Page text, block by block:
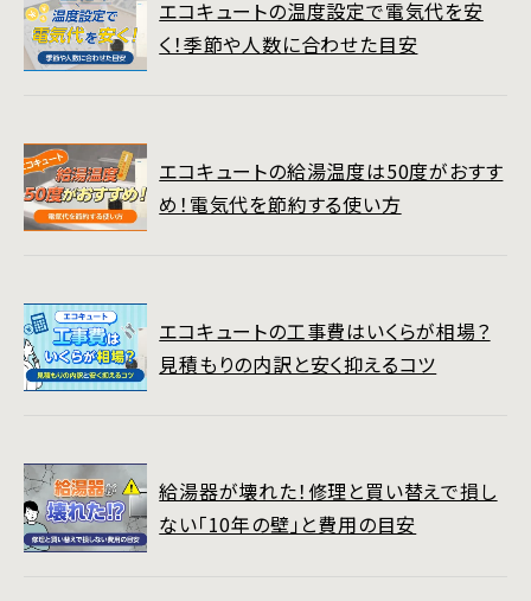
エコキュートの温度設定で電気代を安
く！季節や人数に合わせた目安
エコキュートの給湯温度は50度がおすす
め！電気代を節約する使い方
エコキュートの工事費はいくらが相場？
見積もりの内訳と安く抑えるコツ
給湯器が壊れた！修理と買い替えで損し
ない「10年の壁」と費用の目安